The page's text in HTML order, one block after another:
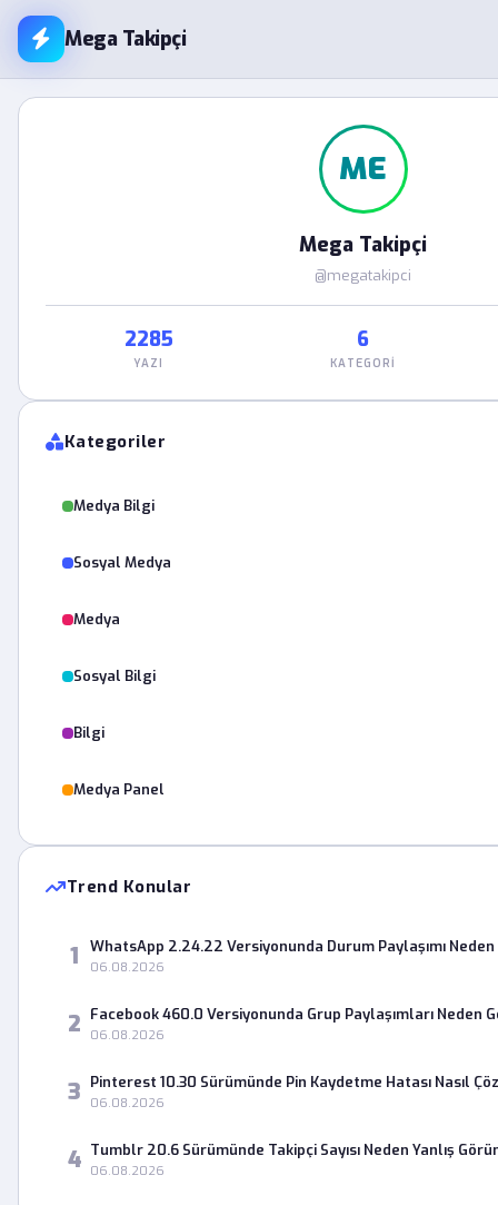
Mega Takipçi
ME
Mega Takipçi
@megatakipci
2285
YAZI
6
KATEGORI
Kategoriler
Medya Bilgi
Sosyal Medya
Medya
Sosyal Bilgi
Bilgi
Medya Panel
Trend Konular
1 WhatsApp 2.24.22 Versiyonunda Durum Paylaşımı
06.08.2026
2 Facebook 460.0 Versiyonunda Grup Paylaşımları Neden
06.08.2026
3 Pinterest 10.30 Sürümünde Pin Kaydetme Hatası Nasıl
06.08.2026
4 Tumblr 20.6 Sürümünde Takipçi Sayısı Neden Yanlış
06.08.2026